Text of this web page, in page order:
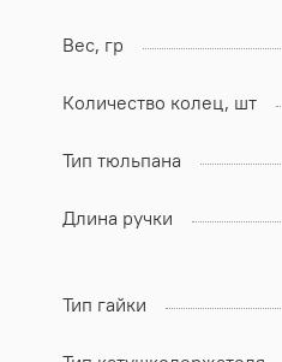
Вес, гр
Количество колец, шт
Тип тюльпана
Длина ручки
Тип гайки